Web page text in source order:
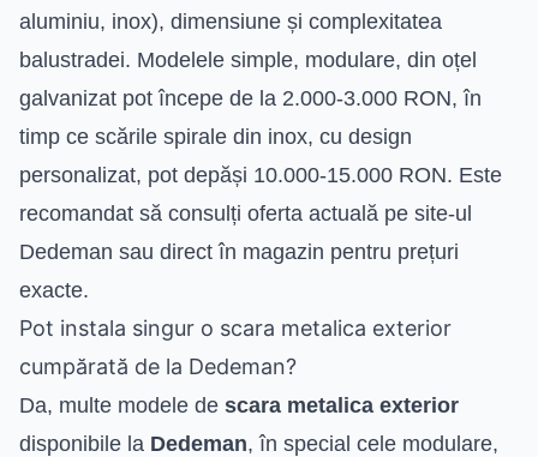
aluminiu, inox), dimensiune și complexitatea
balustradei. Modelele simple, modulare, din oțel
galvanizat pot începe de la 2.000-3.000 RON, în
timp ce scările spirale din inox, cu design
personalizat, pot depăși 10.000-15.000 RON. Este
recomandat să consulți oferta actuală pe site-ul
Dedeman sau direct în magazin pentru prețuri
exacte.
Pot instala singur o scara metalica exterior
cumpărată de la Dedeman?
Da, multe modele de scara metalica exterior
disponibile la Dedeman, în special cele modulare,